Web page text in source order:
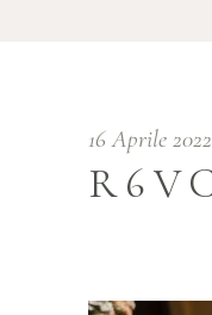
16 Aprile 2022